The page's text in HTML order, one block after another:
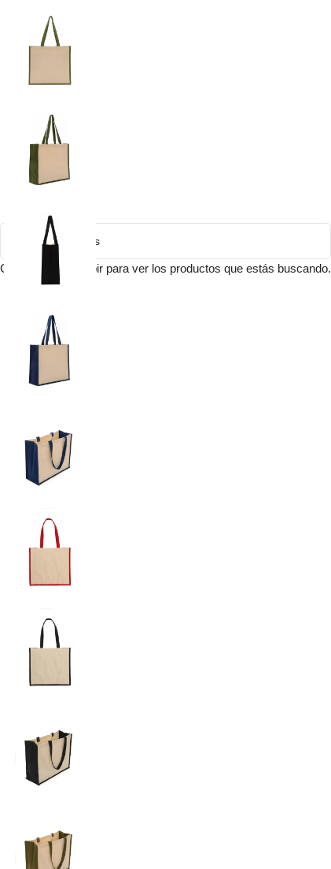
Comienza a escribir para ver los productos que estás buscando.